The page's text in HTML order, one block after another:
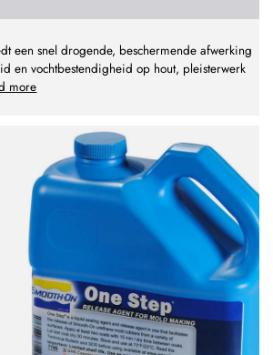
een snel drogende, beschermende afwerking
en vochtbestendigheid op hout, pleisterwerk
more